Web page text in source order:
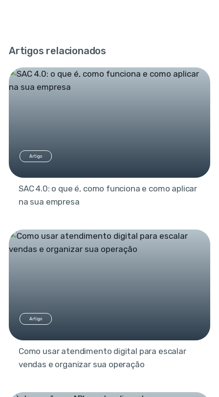
Artigos relacionados
Artigo
SAC 4.0: o que é, como funciona e como aplicar
na sua empresa
Artigo
Como usar atendimento digital para escalar
vendas e organizar sua operação